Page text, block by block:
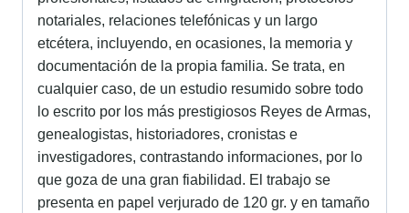
notariales, relaciones telefónicas y un largo
etcétera, incluyendo, en ocasiones, la memoria y
documentación de la propia familia. Se trata, en
cualquier caso, de un estudio resumido sobre todo
lo escrito por los más prestigiosos Reyes de Armas,
genealogistas, historiadores, cronistas e
investigadores, contrastando informaciones, por lo
que goza de una gran fiabilidad. El trabajo se
presenta en papel verjurado de 120 gr. y en tamaño